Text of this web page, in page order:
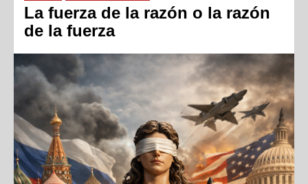
La fuerza de la razón o la razón
de la fuerza